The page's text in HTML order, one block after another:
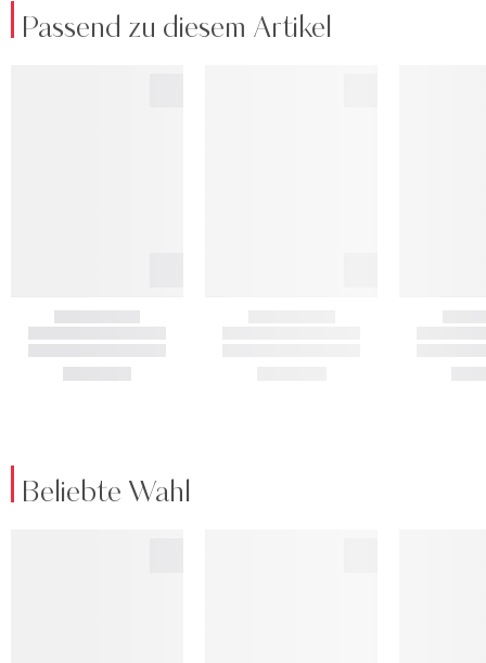
Passend zu diesem Artikel
Beliebte Wahl